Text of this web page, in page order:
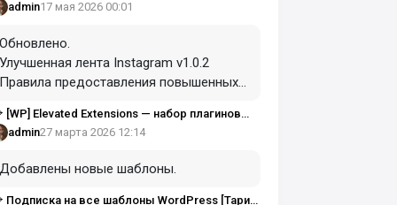
admin17 мая 2026 00:01
лента Instagram v1.0.2
предоставления повышенных
лента Instagram v1.0.1
Wordpress Тариф LTD на все плагины
admin27 марта 2026 12:14
новые шаблоны.